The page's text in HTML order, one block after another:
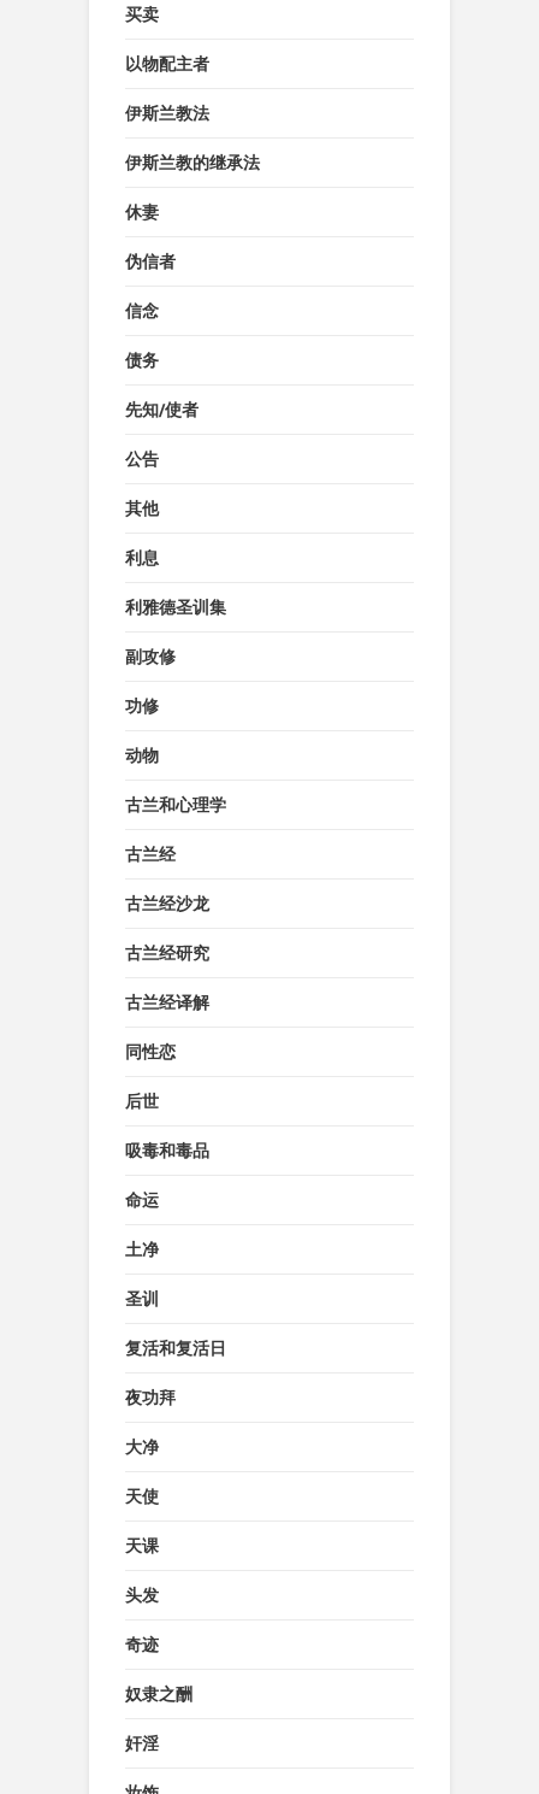
买卖
以物配主者
伊斯兰教法
伊斯兰教的继承法
休妻
伪信者
信念
债务
先知/使者
公告
其他
利息
利雅德圣训集
副攻修
功修
动物
古兰和心理学
古兰经
古兰经沙龙
古兰经研究
古兰经译解
同性恋
后世
吸毒和毒品
命运
土净
圣训
复活和复活日
夜功拜
大净
天使
天课
头发
奇迹
奴隶之酬
奸淫